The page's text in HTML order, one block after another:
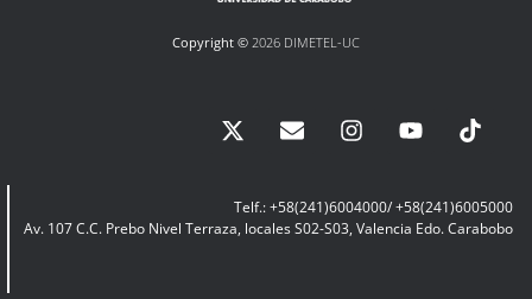
Copyright © 2026 DIMETEL-UC
Telf.: +58(241)6004000/ +58(241)6005000
Av. 107 C.C. Prebo Nivel Terraza, locales S02-S03, Valencia Edo. Carabobo